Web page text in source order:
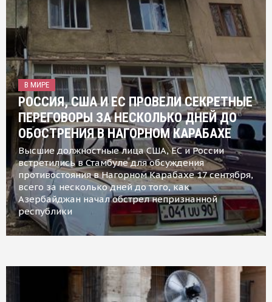
В МИРЕ
РОССИЯ, США И ЕС ПРОВЕЛИ СЕКРЕТНЫЕ
ПЕРЕГОВОРЫ ЗА НЕСКОЛЬКО ДНЕЙ ДО
ОБОСТРЕНИЯ В НАГОРНОМ КАРАБАХЕ
Высшие должностные лица США, ЕС и России
встретились в Стамбуле для обсуждения
противостояния в Нагорном Карабахе 17 сентября,
всего за несколько дней до того, как
Азербайджан начал обстрел непризнанной
республики